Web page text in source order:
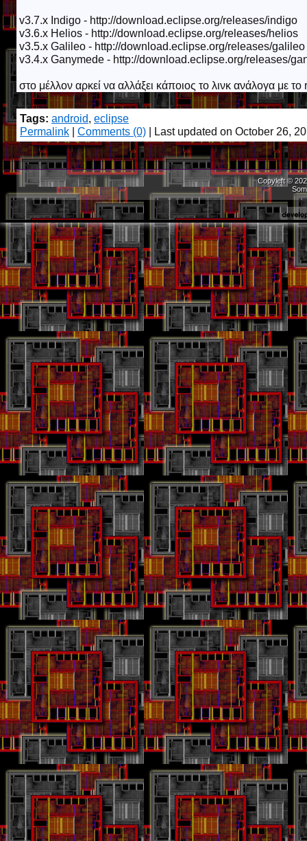
v3.7.x Indigo - http://download.eclipse.org/releases/indigo
v3.6.x Helios - http://download.eclipse.org/releases/helios
v3.5.x Galileo - http://download.eclipse.org/releases/galileo
v3.4.x Ganymede - http://download.eclipse.org/releases/
στο μέλλον αρκεί να αλλάξει κάποιος το λινκ ανάλογα με
Tags: android, eclipse
Permalink
Comments (0) | Last updated on October 26,
Copyleft ©